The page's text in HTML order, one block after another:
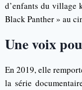
d’enfants du village
Black Panther » au
Une voix
En 2019, elle
la série